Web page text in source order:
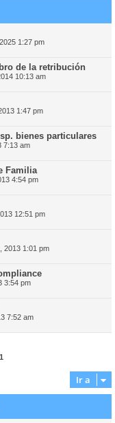
1:27 pm
de la retribución
10:13 am
1:47 pm
bienes particulares
7:13 am
Familia
4:54 pm
12:51 pm
2013 1:01 pm
3:54 pm
7:52 am
1
Ir a